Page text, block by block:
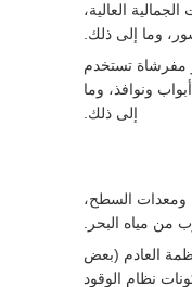
العالية،
إلى ذلك.
تستخدم
وما
إلى ذلك.
السطح،
البحر.
(بعض
الوقود